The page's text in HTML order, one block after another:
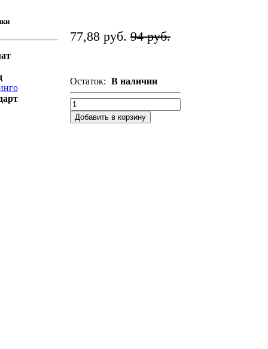
77,88 руб. 94 руб.
Остаток: В наличии
Добавить в корзину